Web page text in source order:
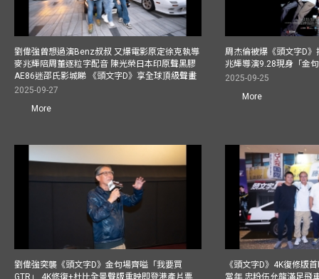
劉偉強曾想過演Benz叔叔 又爆電影原定徐克執導
麥兆輝陪周董逐粒字配音 陳光榮日本印原聲黑膠
AE86迷邵氏影城睇 《頭文字D》享全球頂級聲畫
2025-09-27
More
周杰倫被爆《頭文字D
兆輝導演9.28現身「金
2025-09-25
More
劉偉強突襲《頭文字D》金句場齊嗌「我要買
《頭文字D》4K復修版